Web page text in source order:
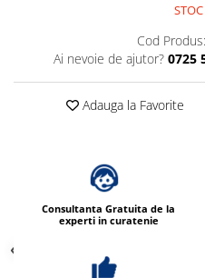
Dispensere pungi igiena
Dispensere rola hartie
Dispensere rola prosop hartie
Dozatoare sapun lichid
Uscatoare de maini si par
Uscatoare de maini
Uscatoare de par
Cod Produs:
Ai nevoie de ajutor? 0725
Adauga la Favorite
Consultanta Gratuita de la
experti in curatenie